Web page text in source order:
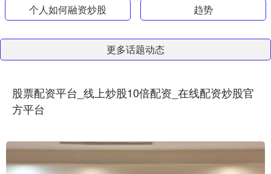
个人如何融资炒股 趋势
更多话题动态
股票配资平台_线上炒股10倍配资_在线配资炒股官
方平台